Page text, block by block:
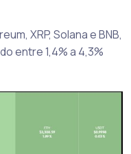
XRP, Solana e BNB,
entre 1,4% a 4,3%